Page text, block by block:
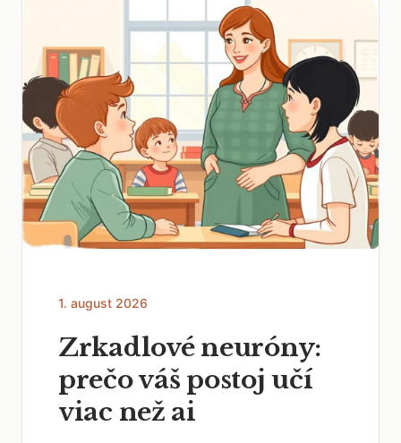
1. august 2026
Zrkadlové neuróny:
prečo váš postoj učí
viac než ai